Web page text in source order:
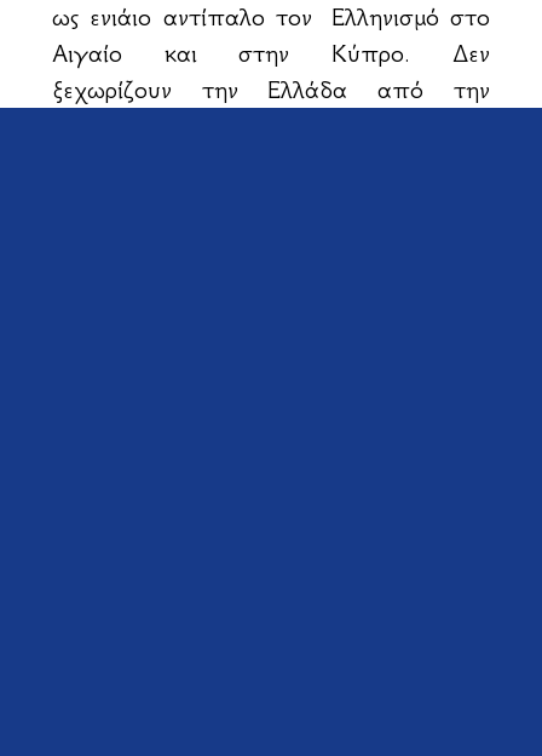
ως ενιάιο αντίπαλο τον Ελληνισμό στο
Αιγαίο και στην Κύπρο. Δεν
ξεχωρίζουν την Ελλάδα από την